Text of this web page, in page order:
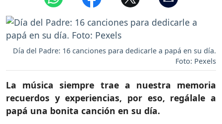
Día del Padre: 16 canciones para dedicarle a papá en su día.
Foto: Pexels
La música siempre trae a nuestra memoria
recuerdos y experiencias, por eso, regálale a
papá una bonita canción en su día.